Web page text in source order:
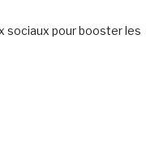
sociaux pour booster les